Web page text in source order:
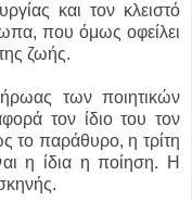
και τον κλειστό
που όμως οφείλει
ζωής.
των ποιητικών
τον ίδιο του τον
το παράθυρο, η τρίτη
η ίδια η ποίηση. Η